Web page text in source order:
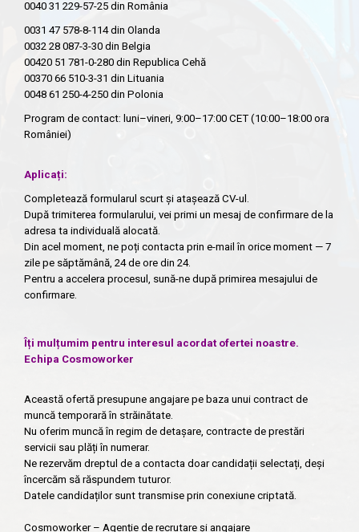
0040 31 229-57-25 din România
0031 47 578-8-114din Olanda
0032 28 087-3-30 din Belgia
00420 51 781-0-280 din Republica Cehă
00370 66 510-3-31 din Lituania
0048 61 250-4-250 din Polonia
Program de contact: luni–vineri, 9:00–17:00 CET (10:00–18:00 ora
României)
Aplicați:
Completează formularul scurt și atașează CV-ul.
După trimiterea formularului, vei primi un mesaj de confirmare de la
adresa ta individuală alocată.
Din acel moment, ne poți contacta prin e-mail în orice moment — 7
zile pe săptămână, 24 de ore din 24.
Pentru a accelera procesul, sună-ne după primirea mesajului de
confirmare.
Îți mulțumim pentru interesul acordat ofertei noastre.
Echipa Cosmoworker
Această ofertă presupune angajare pe baza unui contract de
muncă temporară în străinătate.
Nu oferim muncă în regim de detașare, contracte de prestări
servicii sau plăți în numerar.
Ne rezervăm dreptul de a contacta doar candidații selectați, deși
încercăm să răspundem tuturor.
Datele candidaților sunt transmise prin conexiune criptată.
Cosmoworker – Agenție de recrutare și angajare